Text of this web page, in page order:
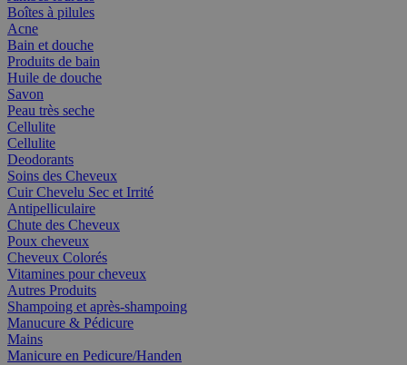
Boîtes à pilules
Acne
Bain et douche
Produits de bain
Huile de douche
Savon
Peau très seche
Cellulite
Cellulite
Deodorants
Soins des Cheveux
Cuir Chevelu Sec et Irrité
Antipelliculaire
Chute des Cheveux
Poux cheveux
Cheveux Colorés
Vitamines pour cheveux
Autres Produits
Shampoing et après-shampoing
Manucure & Pédicure
Mains
Manicure en Pedicure/Handen